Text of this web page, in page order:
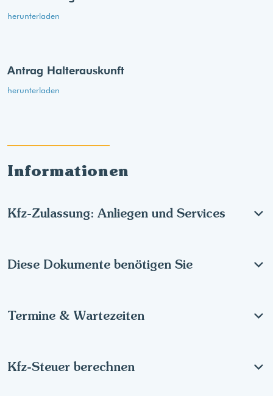
Informationen
Kfz-Zulassung: Anliegen und Services
Diese Dokumente benötigen Sie
Termine & Wartezeiten
Kfz-Steuer berechnen
herunterladen
Antrag Halterauskunft
herunterladen